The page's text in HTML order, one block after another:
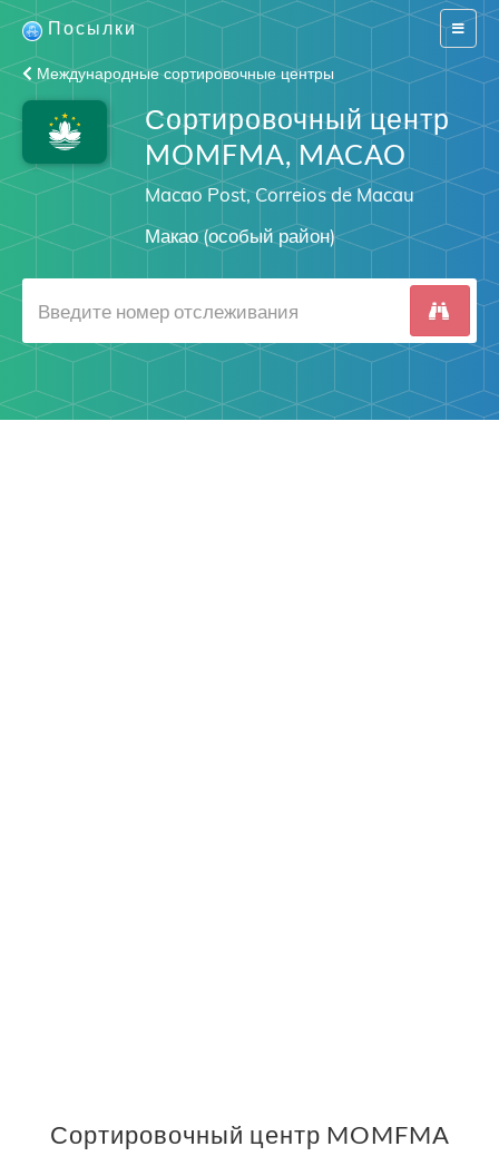
Switch
Посылки
Международные сортировочные центры
Сортировочный центр
MOMFMA, MACAO
Macao Post, Correios de Macau
Макао (особый район)
Сортировочный центр MOMFMA